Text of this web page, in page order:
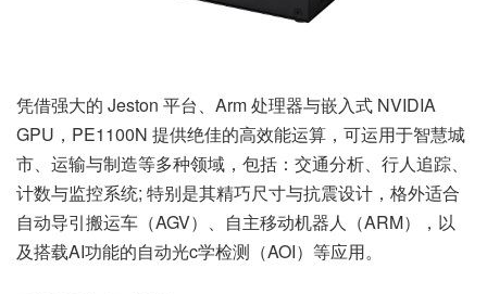
凭借强大的 Jeston 平台、Arm 处理器与嵌入式 NVIDIA
GPU，PE1100N 提供绝佳的高效能运算，可运用于智慧城
市、运输与制造等多种领域，包括：交通分析、行人追踪、
计数与监控系统; 特别是其精巧尺寸与抗震设计，格外适合
自动导引搬运车（AGV）、自主移动机器人（ARM），以
及搭载AI功能的自动光c学检测（AOI）等应用。